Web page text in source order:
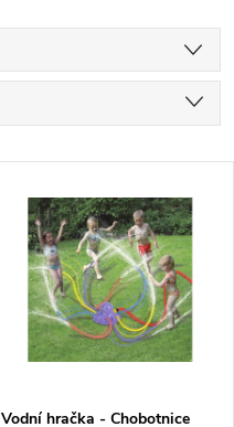
Vodní hračka - Chobotnice